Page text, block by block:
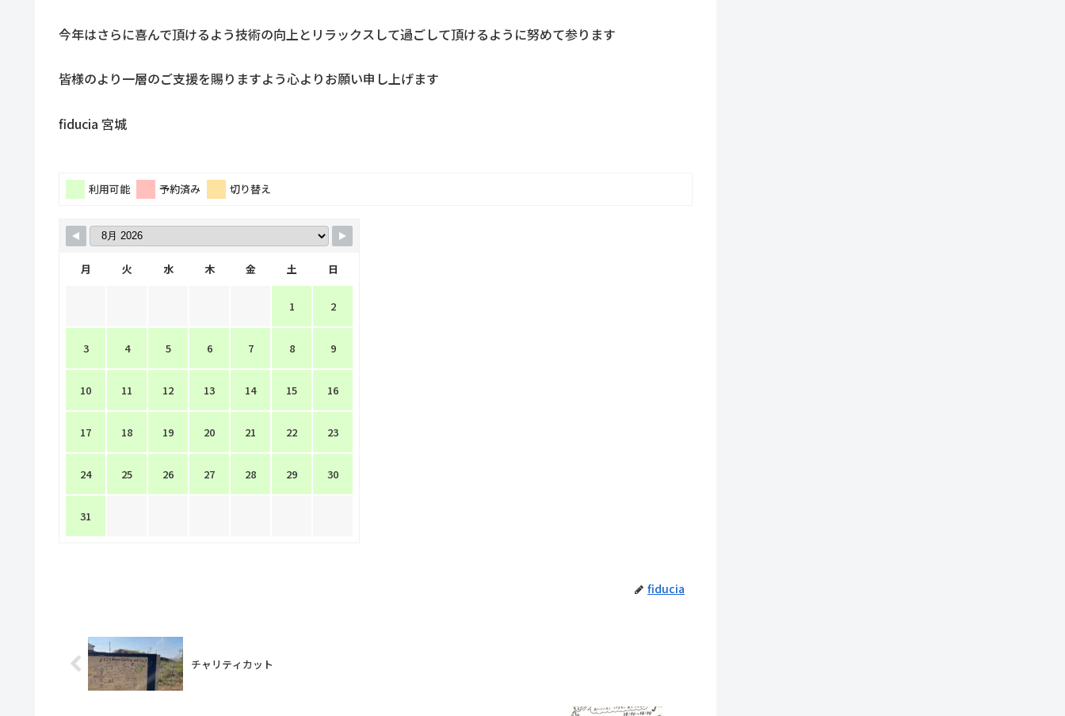
今年はさらに喜んで頂けるよう技術の向上とリラックスして過ごして頂けるように努めて参ります
皆様のより一層のご支援を賜りますよう心よりお願い申し上げます
fiducia 宮城
利用可能 予約済み 切り替え
月 火 水 木 金 土 日
1 2
3 4 5 6 7 8 9
10 11 12 13 14 15 16
17 18 19 20 21 22 23
24 25 26 27 28 29 30
31
fiducia
チャリティカット